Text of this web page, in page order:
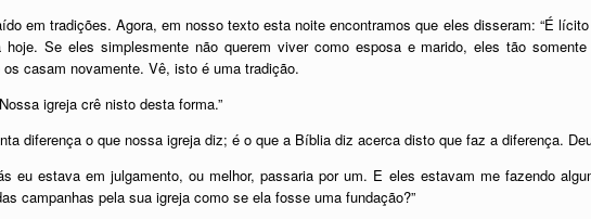
em tradições. Agora, em nosso texto esta noite encontramos que eles disseram: “É
hoje. Se eles simplesmente não querem viver como esposa e marido, eles tão
casam novamente. Vê, isto é uma tradição.
igreja crê nisto desta forma.”
diferença o que nossa igreja diz; é o que a Bíblia diz acerca disto que faz a diferença.
eu estava em julgamento, ou melhor, passaria por um. E eles estavam me fazendo
campanhas pela sua igreja como se ela fosse uma fundação?”